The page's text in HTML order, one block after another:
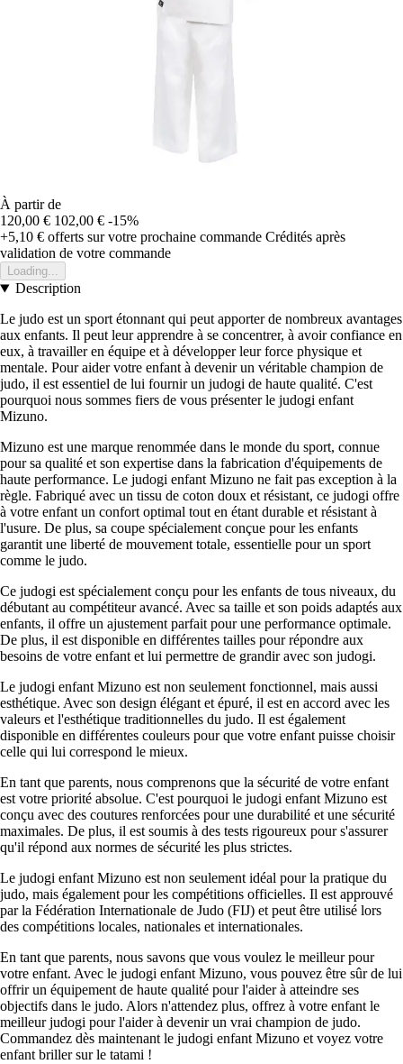
À partir de
120,00 € 102,00 € -15%
+5,10 € offerts sur votre prochaine commande Crédités après
validation de votre commande
Loading...
Description
Le judo est un sport étonnant qui peut apporter de nombreux avantages
aux enfants. Il peut leur apprendre à se concentrer, à avoir confiance en
eux, à travailler en équipe et à développer leur force physique et
mentale. Pour aider votre enfant à devenir un véritable champion de
judo, il est essentiel de lui fournir un judogi de haute qualité. C'est
pourquoi nous sommes fiers de vous présenter le judogi enfant
Mizuno.
Mizuno est une marque renommée dans le monde du sport, connue
pour sa qualité et son expertise dans la fabrication d'équipements de
haute performance. Le judogi enfant Mizuno ne fait pas exception à la
règle. Fabriqué avec un tissu de coton doux et résistant, ce judogi offre
à votre enfant un confort optimal tout en étant durable et résistant à
l'usure. De plus, sa coupe spécialement conçue pour les enfants
garantit une liberté de mouvement totale, essentielle pour un sport
comme le judo.
Ce judogi est spécialement conçu pour les enfants de tous niveaux, du
débutant au compétiteur avancé. Avec sa taille et son poids adaptés aux
enfants, il offre un ajustement parfait pour une performance optimale.
De plus, il est disponible en différentes tailles pour répondre aux
besoins de votre enfant et lui permettre de grandir avec son judogi.
Le judogi enfant Mizuno est non seulement fonctionnel, mais aussi
esthétique. Avec son design élégant et épuré, il est en accord avec les
valeurs et l'esthétique traditionnelles du judo. Il est également
disponible en différentes couleurs pour que votre enfant puisse choisir
celle qui lui correspond le mieux.
En tant que parents, nous comprenons que la sécurité de votre enfant
est votre priorité absolue. C'est pourquoi le judogi enfant Mizuno est
conçu avec des coutures renforcées pour une durabilité et une sécurité
maximales. De plus, il est soumis à des tests rigoureux pour s'assurer
qu'il répond aux normes de sécurité les plus strictes.
Le judogi enfant Mizuno est non seulement idéal pour la pratique du
judo, mais également pour les compétitions officielles. Il est approuvé
par la Fédération Internationale de Judo (FIJ) et peut être utilisé lors
des compétitions locales, nationales et internationales.
En tant que parents, nous savons que vous voulez le meilleur pour
votre enfant. Avec le judogi enfant Mizuno, vous pouvez être sûr de lui
offrir un équipement de haute qualité pour l'aider à atteindre ses
objectifs dans le judo. Alors n'attendez plus, offrez à votre enfant le
meilleur judogi pour l'aider à devenir un vrai champion de judo.
Commandez dès maintenant le judogi enfant Mizuno et voyez votre
enfant briller sur le tatami !